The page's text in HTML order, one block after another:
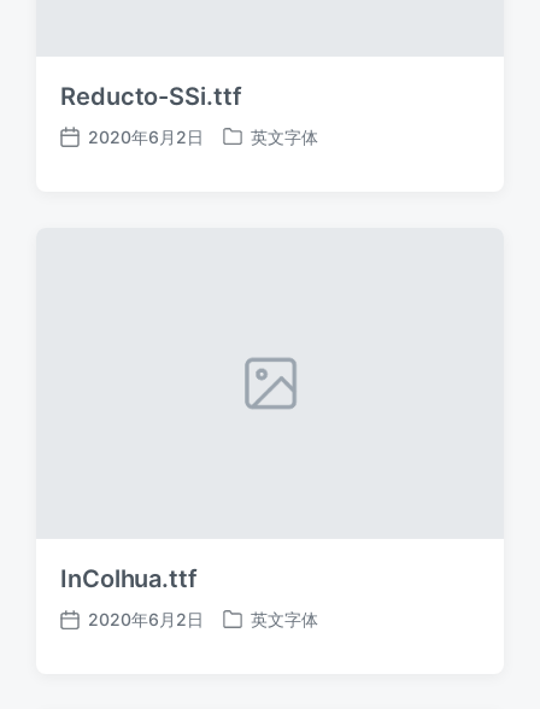
Reducto-SSi.ttf
发
2020年6月2日
发
英文字体
InColhua.ttf
发
2020年6月2日
发
英文字体